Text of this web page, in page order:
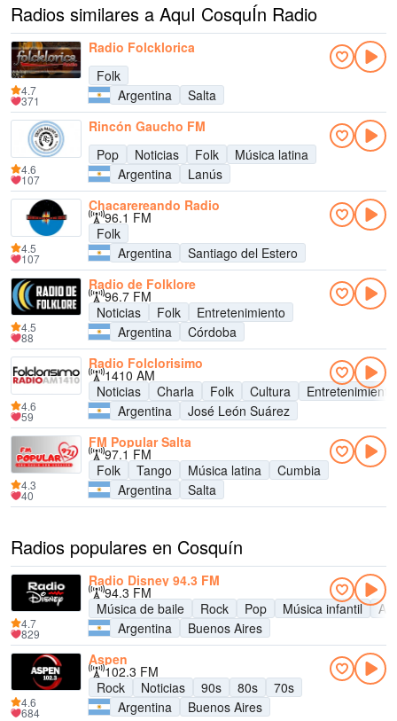
Radios similares a AquI CosquÍn Radio
Radio Folcklorica
Folk
Argentina
Salta
4.7
371
Rincón Gaucho FM
Pop
Noticias Folk
Música latina
Argentina
Lanús
4.6
107
Chacarereando Radio
96.1 FM
Folk
Argentina
Santiago del Estero
4.5
107
Radio de Folklore
96.7 FM
Noticias
Folk
Entretenimiento
Argentina
Córdoba
4.5
88
Radio Folclorisimo
1410 AM
Noticias
Charla Folk Cultura
Entretenimiento
Argentina
José León Suárez
4.6
59
FM Popular Salta
97.1 FM
Folk
Tango Música latina
Cumbia
Argentina
Salta
4.3
40
Radios populares en Cosquín
Radio Disney 94.3 FM
94.3 FM
Música de baile
Rock Pop Música infantil
Argentina
Buenos Aires
4.7
829
Aspen
102.3 FM
Rock
Noticias 90s 80s
70s
Argentina
Buenos Aires
4.6
684